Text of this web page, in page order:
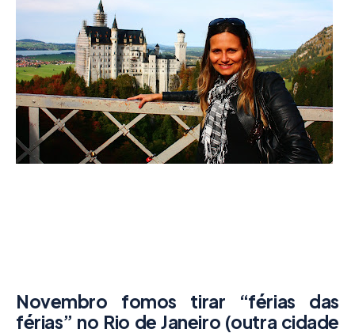
Novembro fomos tirar “férias das
férias” no Rio de Janeiro (outra cidade